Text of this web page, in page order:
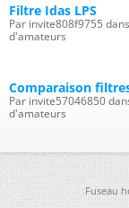
Filtre Idas LPS
Par invite808f9755
d'amateurs
Comparaison
Par invite57046850
d'amateurs
Fuseau